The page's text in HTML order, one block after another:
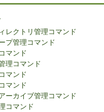
レクトリ管理コマンド
プ管理コマンド
マンド
理コマンド
マンド
マンド
ーカイブ管理コマンド
コマンド